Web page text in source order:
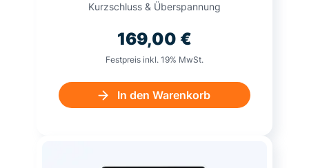
Kurzschluss & Überspannung
169,00 €
Festpreis inkl. 19% MwSt.
In den Warenkorb